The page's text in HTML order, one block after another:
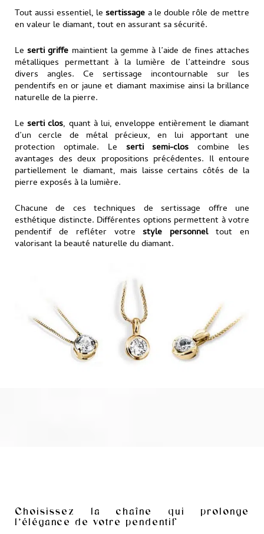
Tout aussi essentiel, lesertissage a le double rôle de mettre
en valeur le diamant, tout en assurant sa sécurité.
Leserti griffe maintient la gemme à l’aide de fines attaches
métalliques permettant à la lumière de l’atteindre sous
divers angles. Ce sertissage incontournable sur les
pendentifs en or jaune et diamant maximise ainsi la brillance
naturelle de la pierre.
Leserti clos, quant à lui, enveloppe entièrement le diamant
d’un cercle de métal précieux, en lui apportant une
protection optimale. Le serti semi-clos combine les
avantages des deux propositions précédentes. Il entoure
partiellement le diamant, mais laisse certains côtés de la
pierre exposés à la lumière.
Chacune de ces techniques de sertissage offre une
esthétique distincte. Différentes options permettent à votre
pendentif de refléter votrestyle personneltout en
valorisant la beauté naturelle du diamant.
Choisissez la chaîne qui prolonge
l’élégance de votre pendentif